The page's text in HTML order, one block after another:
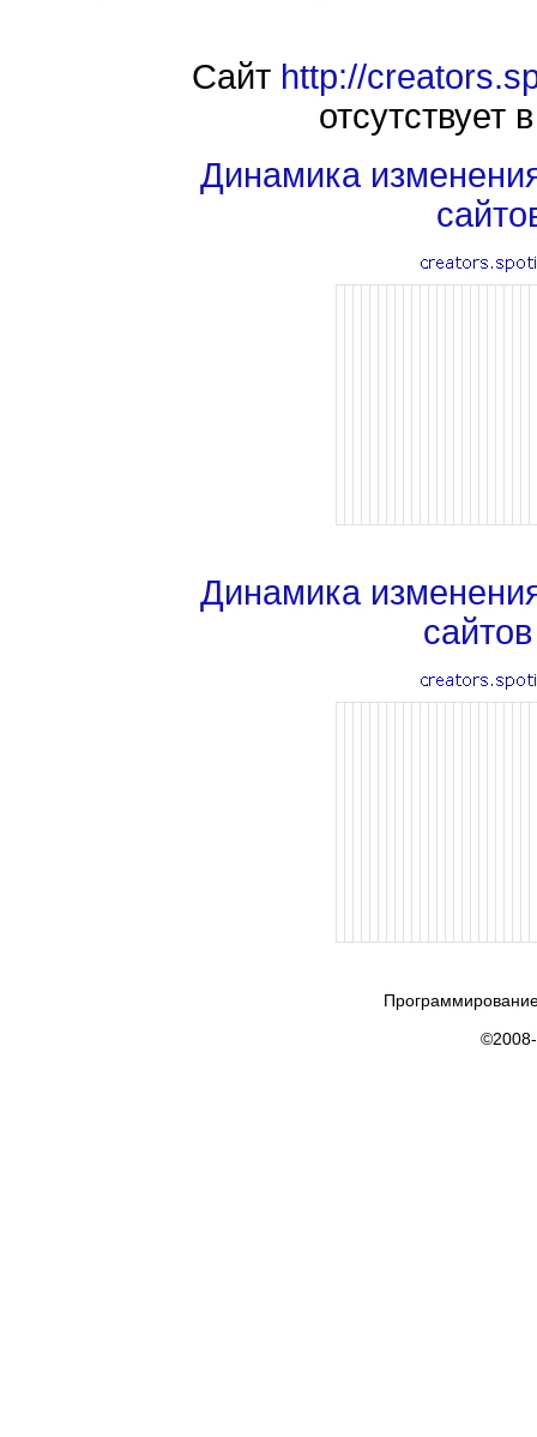
Сайт http://
отсутствует
Динамика
Динамика
сайтов